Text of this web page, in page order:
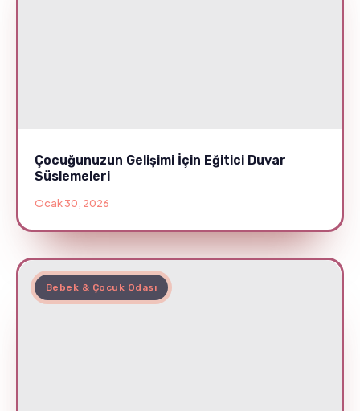
Çocuğunuzun Gelişimi İçin Eğitici Duvar
Süslemeleri
Ocak 30, 2026
Bebek & Çocuk Odası